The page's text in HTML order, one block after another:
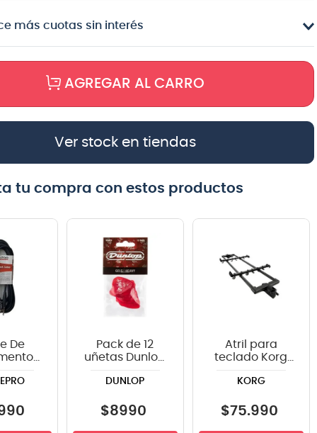
más cuotas sin interés
AGREGAR AL CARRO
Ver stock en tiendas
tu compra con estos productos
De
Pack de 12
uñetas Dunlop
STANDARD
DUNLOP
$8990
Atril para
teclado Korg
KORG
$75.990